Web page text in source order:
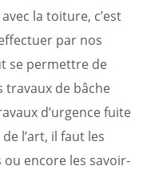
la toiture, c’est
par nos
se permettre de
travaux de bâche
d’urgence fuite
l’art, il faut les
ou encore les savoir-